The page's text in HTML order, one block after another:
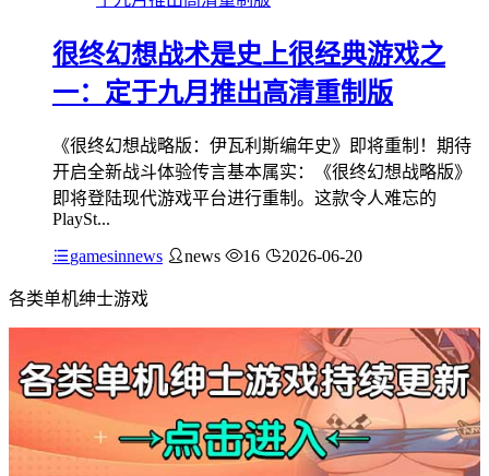
很终幻想战术是史上很经典游戏之
一：定于九月推出高清重制版
《很终幻想战略版：伊瓦利斯编年史》即将重制！期待
开启全新战斗体验传言基本属实：《很终幻想战略版》
即将登陆现代游戏平台进行重制。这款令人难忘的
PlaySt...
gamesinnews
news 16 2026-06-20
各类单机绅士游戏